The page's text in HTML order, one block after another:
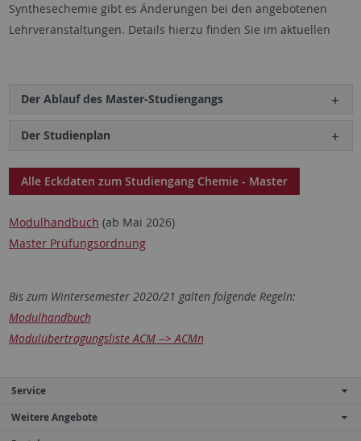
Synthesechemie gibt es Änderungen bei den angebotenen
Lehrveranstaltungen. Details hierzu finden Sie im aktuellen
Der Ablauf des Master-Studiengangs
Der Studienplan
Alle Eckdaten zum Studiengang Chemie - Master
Modulhandbuch (ab Mai 2026)
Master Prüfungsordnung
Bis zum Wintersemester 2020/21 galten folgende Regeln:
Modulhandbuch
Modulübertragungsliste ACM --> ACMn
Service
Weitere Angebote